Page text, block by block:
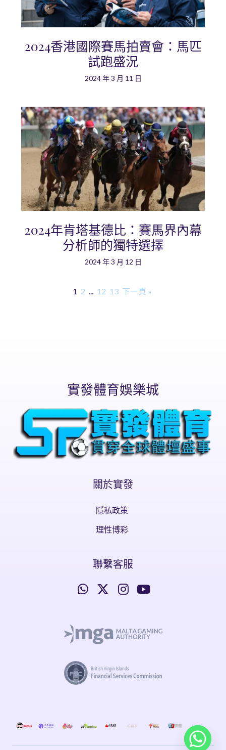
2024香港國際賽馬拍賣會：馬匹
試跑盛況
2024 年 3 月 11 日
2024年肯塔基德比：賽馬界內幕
分析師的獨特選擇
2024 年 3 月 12 日
1 2 ... 12 13 下一頁 »
實發體育娛樂城
關於實發
隱私政策
理性博彩
聯繫客服